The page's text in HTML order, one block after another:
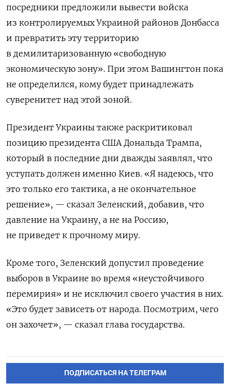
посредники предложили вывести войска
из контролируемых Украиной районов Донбасса
и превратить эту территорию
в демилитаризованную «свободную
экономическую зону». При этом Вашингтон пока
не определился, кому будет принадлежать
суверенитет над этой зоной.
Президент Украины также раскритиковал
позицию президента США Дональда Трампа,
который в последние дни дважды заявлял, что
уступать должен именно Киев. «Я надеюсь, что
это только его тактика, а не окончательное
решение», — сказал Зеленский, добавив, что
давление на Украину, а не на Россию,
не приведет к прочному миру.
Кроме того, Зеленский допустил проведение
выборов в Украине во время «неустойчивого
перемирия» и не исключил своего участия в них.
«Это будет зависеть от народа. Посмотрим, чего
он захочет», — сказал глава государства.
ПОДПИСАТЬСЯ НА ТЕЛЕГРАМ